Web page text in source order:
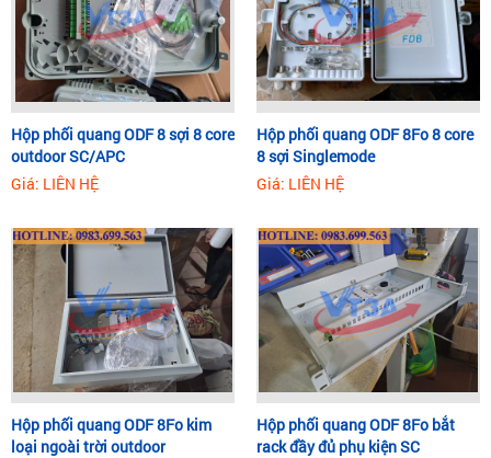
Hộp phối quang ODF 8 sợi 8 core
outdoor SC/APC
Giá: LIÊN HỆ
Hộp phối quang ODF 8Fo 8 core
8 sợi Singlemode
Giá: LIÊN HỆ
Hộp phối quang ODF 8Fo kim
loại ngoài trời outdoor
Hộp phối quang ODF 8Fo bắt
rack đầy đủ phụ kiện SC